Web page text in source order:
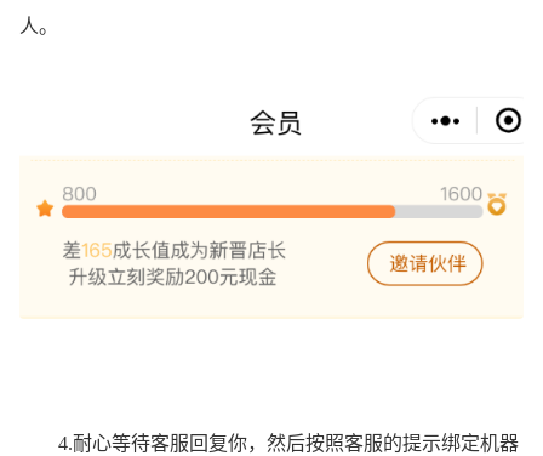
人。
4.耐心等待客服回复你，然后按照客服的提示绑定机器